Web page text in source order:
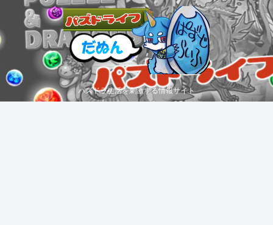
パズドラ生活を刺激する情報サイト